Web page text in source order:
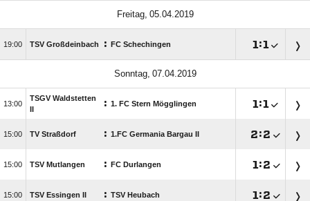
 
 TSV Großdeinbach : FC Schechingen  :
 

TSGV Waldstetten
II
: 1. FC Stern Mögglingen  :
 TV Straßdorf : 1.FC Germania Bargau II :
 TSV Mutlangen : FC Durlangen  :
 TSV Essingen II : TSV Heubach  :